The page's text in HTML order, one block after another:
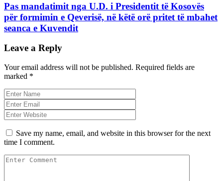
Pas mandatimit nga U.D. i Presidentit të Kosovës
për formimin e Qeverisë, në këtë orë pritet të mbahet
seanca e Kuvendit
Leave a Reply
Your email address will not be published. Required fields are
marked *
Save my name, email, and website in this browser for the next
time I comment.